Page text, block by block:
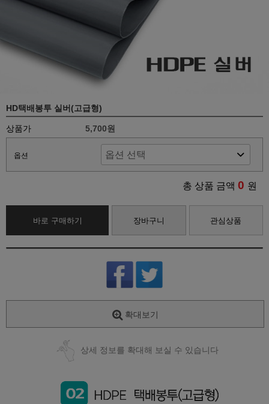
HD택배봉투 실버(고급형)
상품가 5,700원
옵션
총 상품 금액 0 원
바로 구매하기 장바구니 관심상품
확대보기
상세 정보를 확대해 보실 수 있습니다